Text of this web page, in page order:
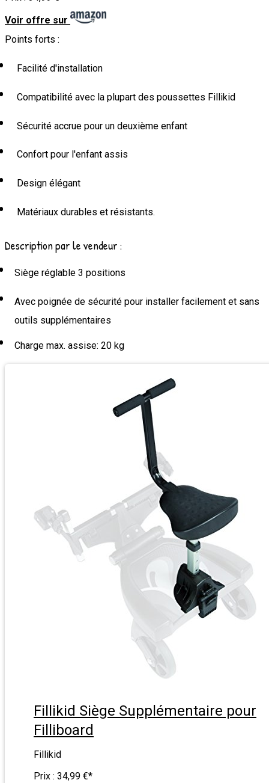
Voir offre sur
Points forts :
Facilité d'installation
Compatibilité avec la plupart des poussettes Fillikid
Sécurité accrue pour un deuxième enfant
Confort pour l'enfant assis
Design élégant
Matériaux durables et résistants.
Description par le vendeur :
Siège réglable 3 positions
Avec poignée de sécurité pour installer facilement et sans
outils supplémentaires
Charge max. assise: 20 kg
Fillikid Siège Supplémentaire pour
Filliboard
Fillikid
Prix : 34,99 €*